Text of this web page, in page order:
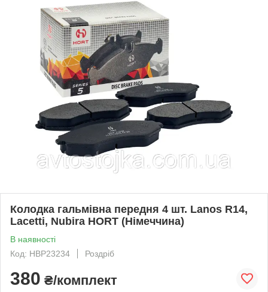
Колодка гальмівна передня 4 шт. Lanos R14,
Lacetti, Nubira HORT (Німеччина)
В наявності
Код: HBP23234
Роздріб
380 ₴/комплект